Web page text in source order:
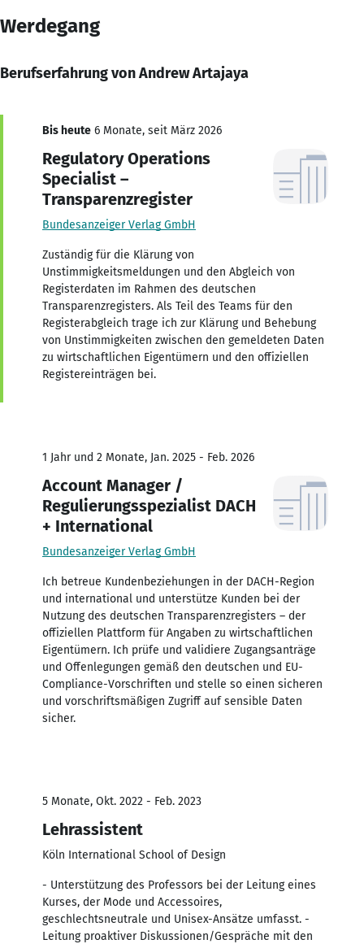
Werdegang
Berufserfahrung von Andrew Artajaya
Bis heute 6 Monate, seit März 2026
Regulatory Operations
Specialist –
Transparenzregister
Bundesanzeiger Verlag GmbH
Zuständig für die Klärung von
Unstimmigkeitsmeldungen und den Abgleich von
Registerdaten im Rahmen des deutschen
Transparenzregisters. Als Teil des Teams für den
Registerabgleich trage ich zur Klärung und Behebung
von Unstimmigkeiten zwischen den gemeldeten Daten
zu wirtschaftlichen Eigentümern und den offiziellen
Registereinträgen bei.
1 Jahr und 2 Monate, Jan. 2025 - Feb. 2026
Account Manager /
Regulierungsspezialist DACH
+ International
Bundesanzeiger Verlag GmbH
Ich betreue Kundenbeziehungen in der DACH-Region
und international und unterstütze Kunden bei der
Nutzung des deutschen Transparenzregisters – der
offiziellen Plattform für Angaben zu wirtschaftlichen
Eigentümern. Ich prüfe und validiere Zugangsanträge
und Offenlegungen gemäß den deutschen und EU-
Compliance-Vorschriften und stelle so einen sicheren
und vorschriftsmäßigen Zugriff auf sensible Daten
sicher.
5 Monate, Okt. 2022 - Feb. 2023
Lehrassistent
Köln International School of Design
- Unterstützung des Professors bei der Leitung eines
Kurses, der Mode und Accessoires,
geschlechtsneutrale und Unisex-Ansätze umfasst. -
Leitung proaktiver Diskussionen/Gespräche mit den